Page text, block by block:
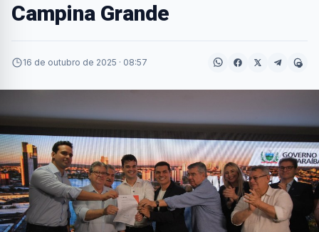
Campina Grande
16 de outubro de 2025 · 08:57